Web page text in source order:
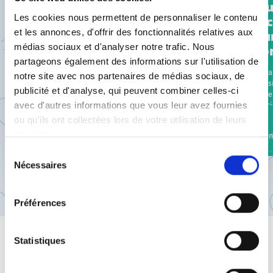
Les cookies nous permettent de personnaliser le contenu
et les annonces, d'offrir des fonctionnalités relatives aux
médias sociaux et d'analyser notre trafic. Nous
partageons également des informations sur l'utilisation de
notre site avec nos partenaires de médias sociaux, de
publicité et d'analyse, qui peuvent combiner celles-ci
avec d'autres informations que vous leur avez fournies
ou qu'ils ont collectées lors de votre utilisation de leurs
services.
Nécessaires
Préférences
Statistiques
Risques
psychosociaux (RPS)
Gestion du stress au travail,
symptômes du burn-out, prévention du
harcèlement moral, obligations de
l’employeur… La...
travail :
majeur de
Une situation de
nuire à la santé
des salariés : on
15
des salariés : on
psychosociaux
différents
psychosociaux au
mieux prévenir leurs
la santé comme les
(épuisement
anxiété etc.) ou
15
Suivant